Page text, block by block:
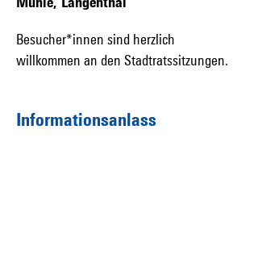
Besucher*innen sind herzlich
willkommen an den Stadtratssitzungen.
Informationsanlass